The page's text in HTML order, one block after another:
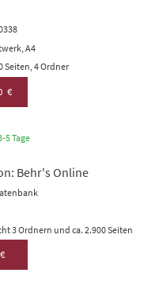
A4
Seiten, 4 Ordner
€
5 Tage
Behr's Online
3 Ordnern und ca. 2.900 Seiten